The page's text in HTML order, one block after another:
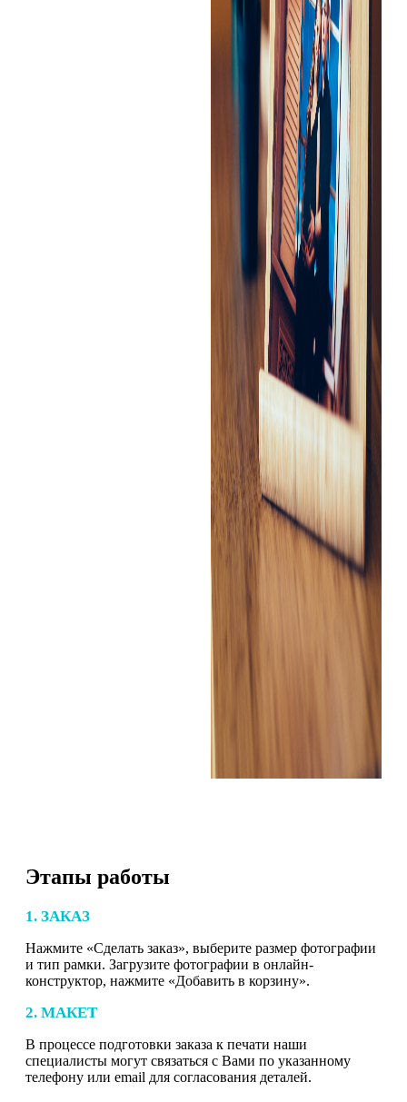
Этапы работы
1. ЗАКАЗ
Нажмите «Сделать заказ», выберите размер фотографии
и тип рамки. Загрузите фотографии в онлайн-
конструктор, нажмите «Добавить в корзину».
2. МАКЕТ
В процессе подготовки заказа к печати наши
специалисты могут связаться с Вами по указанному
телефону или email для согласования деталей.